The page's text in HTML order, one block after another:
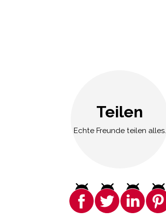
Teilen
Echte Freunde teilen alles.